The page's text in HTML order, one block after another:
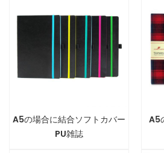
A5の場合に結合ソフトカバー
PU雑誌
A5